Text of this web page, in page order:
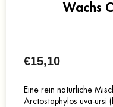
Wachs
€15,10
Eine rein natürliche
Arctostaphylos uva-ursi